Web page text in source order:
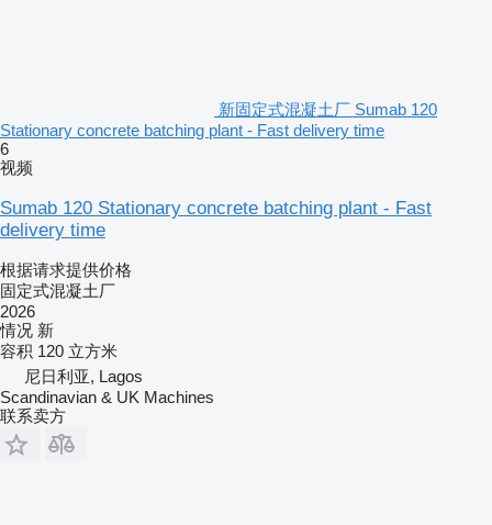
新固定式混凝土厂 Sumab 120
Stationary concrete batching plant - Fast delivery time
6
视频
Sumab 120 Stationary concrete batching plant - Fast
delivery time
根据请求提供价格
固定式混凝土厂
2026
情况 新
容积 120 立方米
尼日利亚, Lagos
Scandinavian & UK Machines
联系卖方